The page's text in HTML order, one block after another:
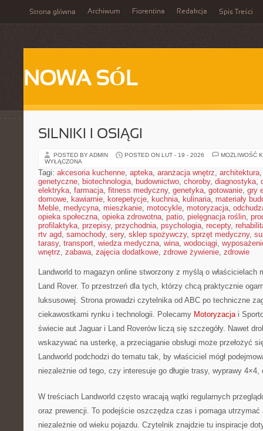
Strona główna Archiwum Fiorentina Redakcja Spis Treści
NOWA SÓL
SILNIKI I OSIĄGI
POSTED BY ADMIN POSTED ON LUT - 19 - 2026
MOŻLIWOŚĆ
WYŁĄCZONA
Tagi: akcesoria kuchenne, apteka, aranżacja wnętrz, architektura
genetyczne, biotechnologia, budownictwo, choroby, diagnostyka,
elektryka, farmacja, fitness medyczny, genetyka, gotowanie, gry
domowe, kawiarnie, korepetycje, kuchnia, kulinaria, materiały
Meble, medycyna, mieszkanie, motocykle, motoryzacja,
opieka społeczna, opieka zdrowotna, patio, pielęgnacja roślin,
profilaktyka, przepisy, przychodnia, psychologia, recepty,
rtv agd, samochody, sery, sklep spożywczy, sprzęt medyczny,
tarasy, transport, wiedza medyczna, wina, wodociągi,
wnętrz, zabawa, zajęcia dodatkowe, zdrowe żywienie, zdrowie
Landworld to magazyn online stworzony z myślą o właścicielach
Land Rover. To przestrzeń dla tych, którzy chcą praktycznie
luksusowej. Strona prowadzi czytelnika od ABC po techniczne
ciekawostkami rynku i technologii. Polecamy Motoryzacjai
świecie aut Jaguar i Land Roverów liczą się szczegóły. Nawet
wskazywać na usterkę, a przeciąganie obsługi może przełożyć
Landworld podchodzi do tematu tak, by właściciel mógł
niezależnie od tego, czy interesuje go długie trasy, wyprawy
W treściach Landworld często wracają wątki regularnych
oraz prewencji. To podejście oszczędza czas i pomaga
niezależnie od wieku pojazdu. Czytelnik znajdzie tu inspiracje